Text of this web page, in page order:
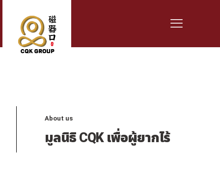
About us
มูลนิธิ CQK เพื่อผู้ยากไร้